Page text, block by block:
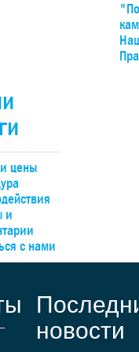
цены
и
с нами
новости